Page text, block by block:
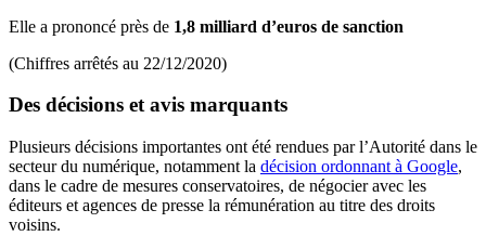
Elle a prononcé près de 1,8 milliard d’euros de sanction
(Chiffres arrêtés au 22/12/2020)
Des décisions et avis marquants
Plusieurs décisions importantes ont été rendues par l’Autorité dans le
secteur du numérique, notamment la décision ordonnant à Google,
dans le cadre de mesures conservatoires, de négocier avec les
éditeurs et agences de presse la rémunération au titre des droits
voisins.